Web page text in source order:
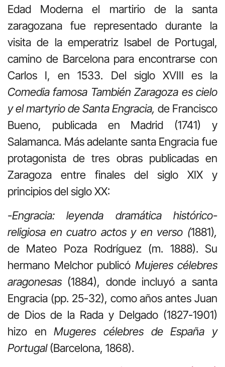
Edad Moderna el martirio de la santa
zaragozana fue representado durante la
visita de la emperatriz Isabel de Portugal,
camino de Barcelona para encontrarse con
Carlos I, en 1533. Del siglo XVIII es la
Comedia famosa También Zaragoza es cielo
y el martyrio de Santa Engracia, de Francisco
Bueno, publicada en Madrid (1741) y
Salamanca. Más adelante santa Engracia fue
protagonista de tres obras publicadas en
Zaragoza entre finales del siglo XIX y
principios del siglo XX:
-Engracia: leyenda dramática histórico-
religiosa en cuatro actos y en verso (1881),
de Mateo Poza Rodríguez (m. 1888). Su
hermano Melchor publicó Mujeres célebres
aragonesas (1884), donde incluyó a santa
Engracia (pp. 25-32), como años antes Juan
de Dios de la Rada y Delgado (1827-1901)
hizo enMugeres célebres de España y
Portugal (Barcelona, 1868).